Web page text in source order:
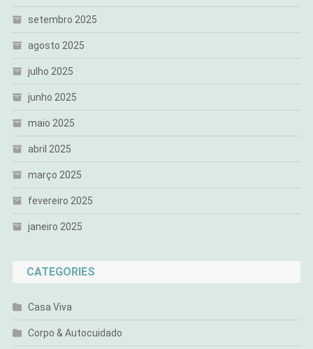
setembro 2025
agosto 2025
julho 2025
junho 2025
maio 2025
abril 2025
março 2025
fevereiro 2025
janeiro 2025
CATEGORIES
Casa Viva
Corpo & Autocuidado